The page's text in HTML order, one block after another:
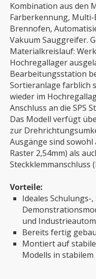
Kombination aus den
Farberkennung,
Brennofen,
Vakuum Sauggreifer.
Materialkreislauf:
Hochregallager
Bearbeitungsstation
Sortieranlage farblich
wieder im
Anschluss an die SPS
Das Modell verfügt
zur
Ausgänge sind
Raster 2,54mm) als
Steckklemmanschluss
Vorteile:
Ideales Schulungs-
und
Bereits fertig
Montiert auf
Modells in